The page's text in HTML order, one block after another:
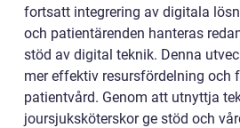
fortsatt integrering av digitala
och patientärenden hanteras
stöd av digital teknik. Denna
mer effektiv resursfördelning och
patientvård. Genom att utnyttja
joursjuksköterskor ge stöd och